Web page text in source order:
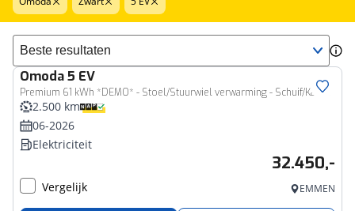
Sorteer resultaten
Omoda5 EV
Premium 61 kWh *DEMO* - Stoel/Stuurwiel verwarming - Schuif/Kanteldak - Navigatie - Adaptief Cruise Conrole - WLTP 402 KM - 7 Jaar fabrieksgarantie
2.500 km
06-2026
Elektriciteit
32.450,-
Vergelijk EMMEN